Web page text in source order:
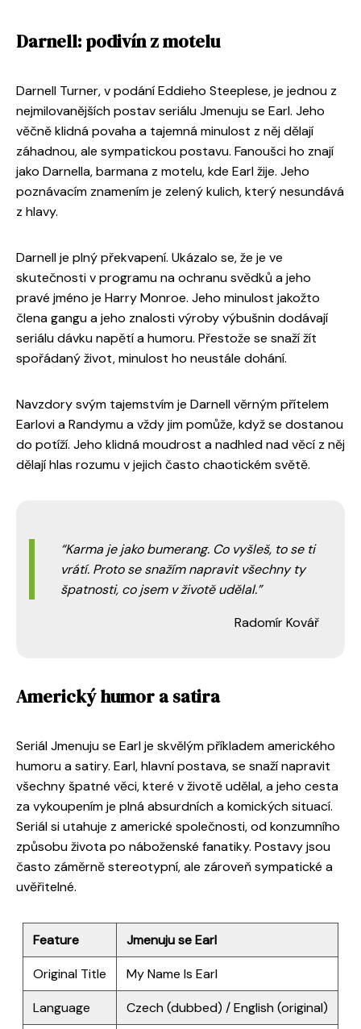
Darnell: podivín z motelu
Darnell Turner, v podání Eddieho Steeplese, je jednou z
nejmilovanějších postav seriálu Jmenuju se Earl. Jeho
věčně klidná povaha a tajemná minulost z něj dělají
záhadnou, ale sympatickou postavu. Fanoušci ho znají
jako Darnella, barmana z motelu, kde Earl žije. Jeho
poznávacím znamením je zelený kulich, který nesundává
z hlavy.
Darnell je plný překvapení. Ukázalo se, že je ve
skutečnosti v programu na ochranu svědků a jeho
pravé jméno je Harry Monroe. Jeho minulost jakožto
člena gangu a jeho znalosti výroby výbušnin dodávají
seriálu dávku napětí a humoru. Přestože se snaží žít
spořádaný život, minulost ho neustále dohání.
Navzdory svým tajemstvím je Darnell věrným přítelem
Earlovi a Randymu a vždy jim pomůže, když se dostanou
do potíží. Jeho klidná moudrost a nadhled nad věcí z něj
dělají hlas rozumu v jejich často chaotickém světě.
Karma je jako bumerang. Co vyšleš, to se ti
vrátí. Proto se snažím napravit všechny ty
špatnosti, co jsem v životě udělal.
Radomír Kovář
Americký humor a satira
Seriál Jmenuju se Earl je skvělým příkladem amerického
humoru a satiry. Earl, hlavní postava, se snaží napravit
všechny špatné věci, které v životě udělal, a jeho cesta
za vykoupením je plná absurdních a komických situací.
Seriál si utahuje z americké společnosti, od konzumního
způsobu života po náboženské fanatiky. Postavy jsou
často záměrně stereotypní, ale zároveň sympatické a
uvěřitelné.
Feature
Jmenuju se Earl
Original Title
My Name Is Earl
Language
Czech (dubbed) / English (original)